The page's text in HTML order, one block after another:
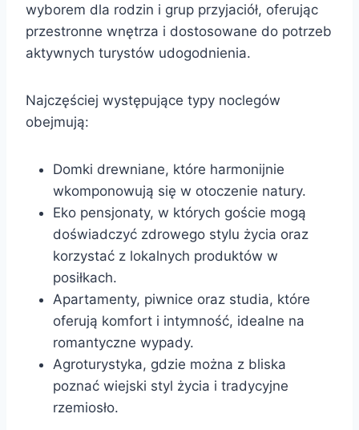
wyborem dla rodzin i grup przyjaciół, oferując
przestronne wnętrza i dostosowane do potrzeb
aktywnych turystów udogodnienia.
Najczęściej występujące typy noclegów
obejmują:
Domki drewniane, które harmonijnie
wkomponowują się w otoczenie natury.
Eko pensjonaty, w których goście mogą
doświadczyć zdrowego stylu życia oraz
korzystać z lokalnych produktów w
posiłkach.
Apartamenty, piwnice oraz studia, które
oferują komfort i intymność, idealne na
romantyczne wypady.
Agroturystyka, gdzie można z bliska
poznać wiejski styl życia i tradycyjne
rzemiosło.